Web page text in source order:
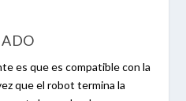
es que es compatible con la
que el robot termina la